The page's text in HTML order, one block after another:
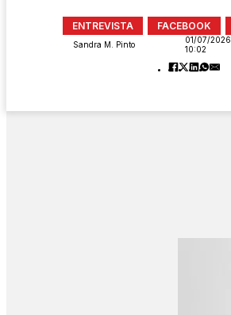
ENTREVISTA FACEBOOK
Sandra M. Pinto
01/07/2026
10:02